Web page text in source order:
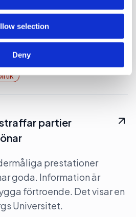
selection
Deny
TCO och
ST är kritiska till att
igenom propositionen Ett
straffar partier
prestationer
goda. Information är
förtroende. Det visar en
Universitet.